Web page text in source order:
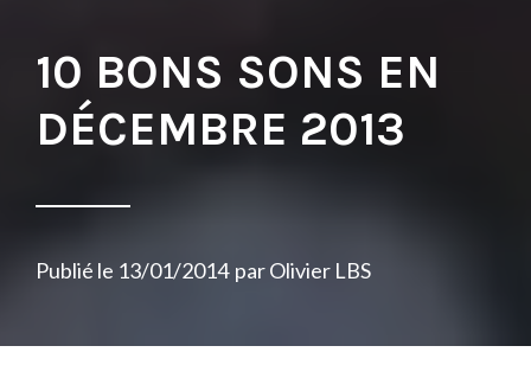
10 BONS SONS EN
DÉCEMBRE 2013
Publié le 13/01/2014 parOlivier LBS